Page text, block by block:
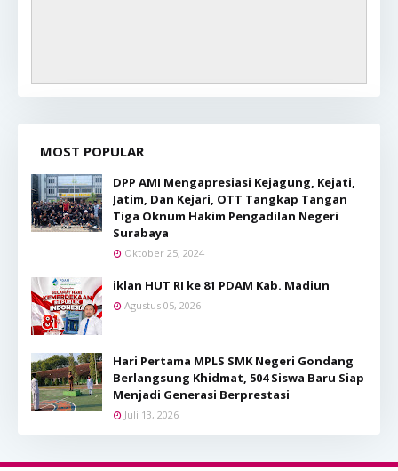
MOST POPULAR
DPP AMI Mengapresiasi Kejagung, Kejati,
Jatim, Dan Kejari, OTT Tangkap Tangan
Tiga Oknum Hakim Pengadilan Negeri
Surabaya
Oktober 25, 2024
iklan HUT RI ke 81 PDAM Kab. Madiun
Agustus 05, 2026
Hari Pertama MPLS SMK Negeri Gondang
Berlangsung Khidmat, 504 Siswa Baru Siap
Menjadi Generasi Berprestasi
Juli 13, 2026